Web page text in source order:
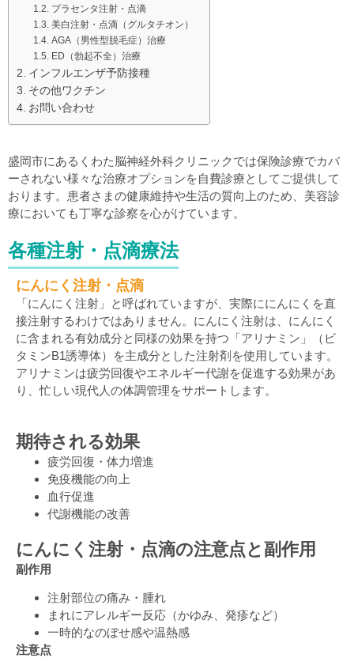
プラセンタ注射・点滴
美白注射・点滴（グルタチオン）
AGA（男性型脱毛症）治療
ED（勃起不全）治療
インフルエンザ予防接種
その他ワクチン
お問い合わせ
盛岡市にあるくわた脳神経外科クリニックでは保険診療でカバ
ーされない様々な治療オプションを自費診療としてご提供して
おります。患者さまの健康維持や生活の質向上のため、美容診
療においても丁寧な診察を心がけています。
各種注射・点滴療法
にんにく注射・点滴
「にんにく注射」と呼ばれていますが、実際ににんにくを直
接注射するわけではありません。にんにく注射は、にんにく
に含まれる有効成分と同様の効果を持つ「アリナミン」（ビ
タミンB1誘導体）を主成分とした注射剤を使用しています。
アリナミンは疲労回復やエネルギー代謝を促進する効果があ
り、忙しい現代人の体調管理をサポートします。
期待される効果
疲労回復・体力増進
免疫機能の向上
血行促進
代謝機能の改善
にんにく注射・点滴の注意点と副作用
副作用
注射部位の痛み・腫れ
まれにアレルギー反応（かゆみ、発疹など）
一時的なのぼせ感や温熱感
注意点